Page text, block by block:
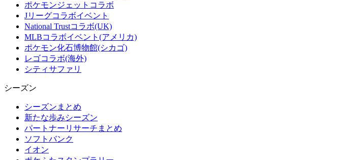
ポケモンジェットコラボ
Jリーグコラボイベント
National Trustコラボ(UK)
MLBコラボイベント(アメリカ)
ポケモン化石博物館(シカゴ)
レゴコラボ(海外)
シティサファリ
シーズン
シーズンまとめ
新たな歩みシーズン
パートナーリサーチまとめ
ソフトバンク
イオン